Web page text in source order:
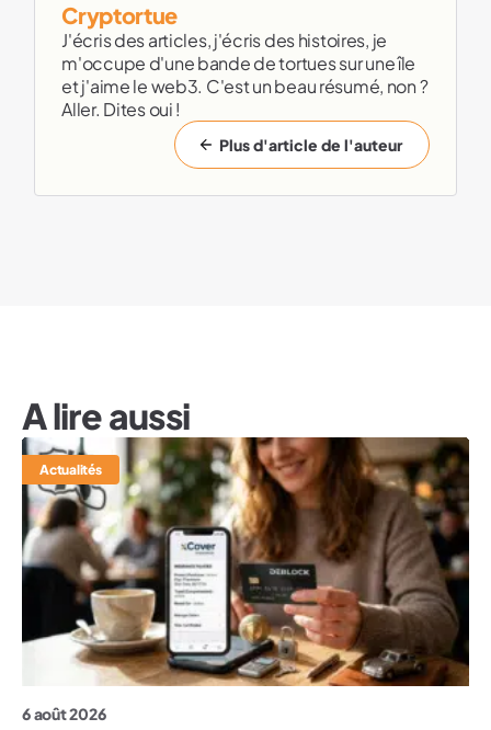
Cryptortue
J'écris des articles, j'écris des histoires, je
m'occupe d'une bande de tortues sur une île
et j'aime le web3. C'est un beau résumé, non ?
Aller. Dites oui !
Plus d'article de l'auteur
A lire aussi
Actualités
6 août 2026